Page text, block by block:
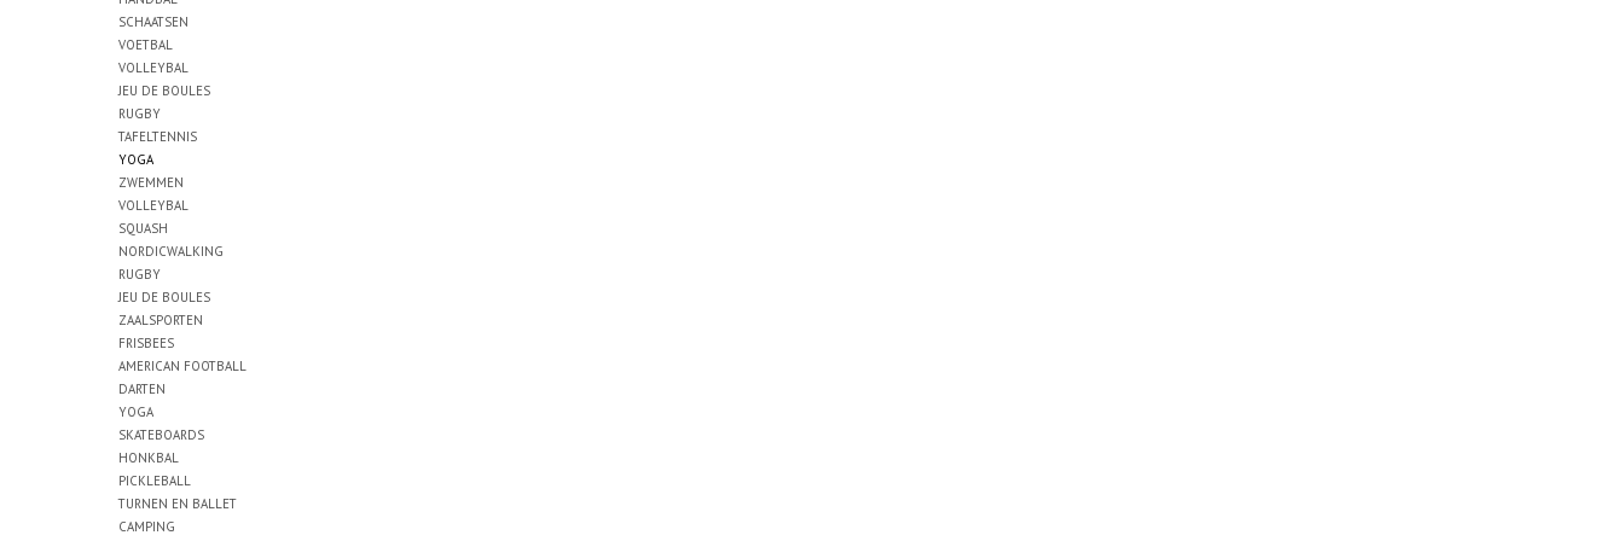
SCHAATSEN
VOETBAL
VOLLEYBAL
JEU DE BOULES
RUGBY
TAFELTENNIS
YOGA
ZWEMMEN
VOLLEYBAL
SQUASH
NORDICWALKING
RUGBY
JEU DE BOULES
ZAALSPORTEN
FRISBEES
AMERICAN FOOTBALL
DARTEN
YOGA
SKATEBOARDS
HONKBAL
PICKLEBALL
TURNEN EN BALLET
CAMPING